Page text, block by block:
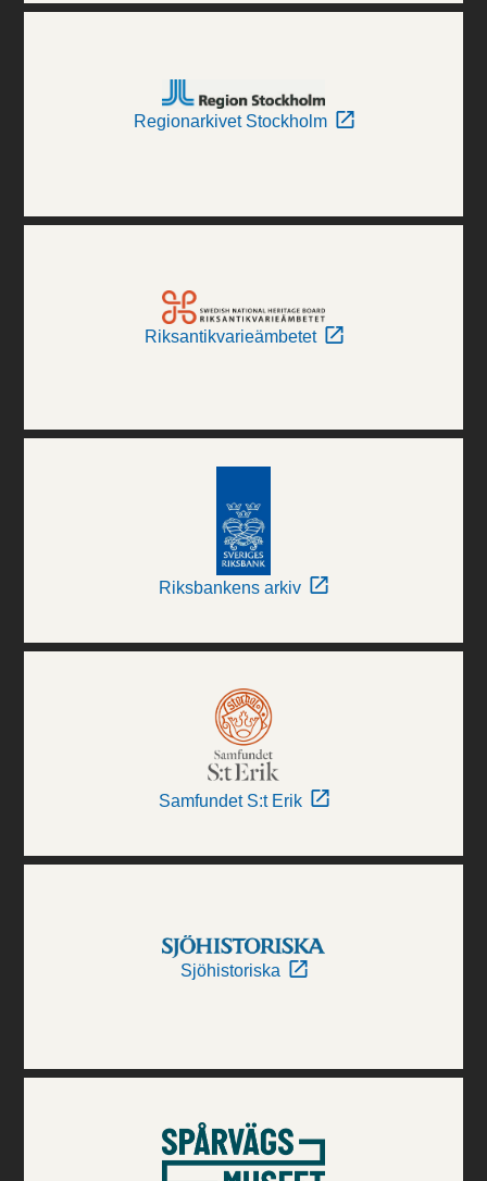
Regionarkivet Stockholm
Riksantikvarieämbetet
Riksbankens arkiv
Samfundet S:t Erik
Sjöhistoriska